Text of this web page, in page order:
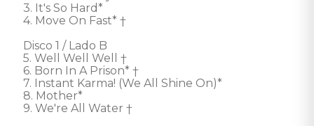
3. It's So Hard*
4. Move On Fast* †
Disco 1 / Lado B
5. Well Well Well †
6. Born In A Prison* †
7. Instant Karma! (We All Shine On)*
8. Mother*
9. We're All Water †